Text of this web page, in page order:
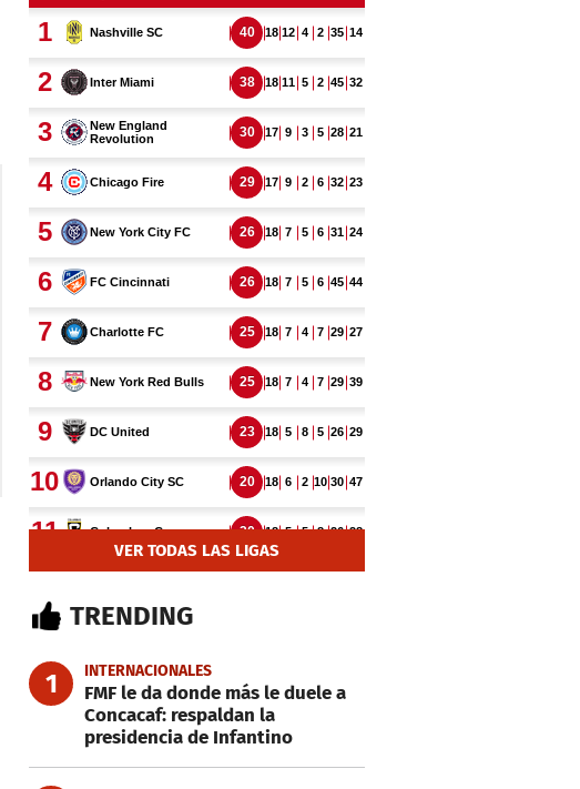
VER TODAS LAS LIGAS
TRENDING
1 INTERNACIONALES
FMF le da donde más le duele a
Concacaf: respaldan la
presidencia de Infantino